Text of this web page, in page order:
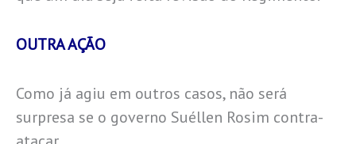
OUTRA AÇÃO
Como já agiu em outros casos, não será
surpresa se o governo Suéllen Rosim contra-